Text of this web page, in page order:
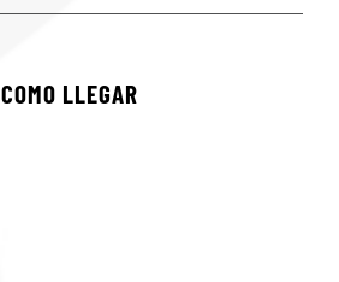
COMO LLEGAR